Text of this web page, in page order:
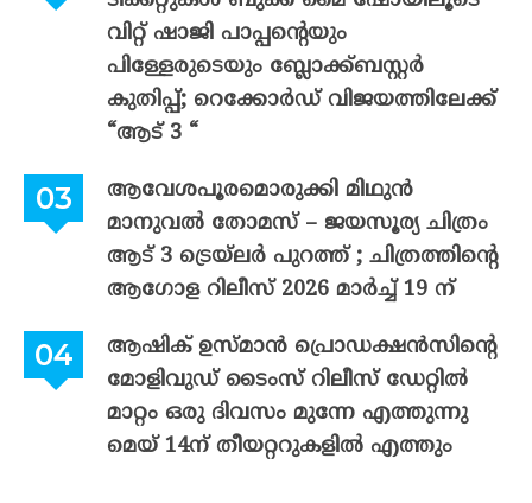
വിറ്റ് ഷാജി പാപ്പന്റെയും
പിള്ളേരുടെയും ബ്ലോക്ക്ബസ്റ്റർ
കുതിപ്പ്; റെക്കോർഡ് വിജയത്തിലേക്ക്
“ആട് 3 “
ആവേശപൂരമൊരുക്കി മിഥുൻ
മാനുവൽ തോമസ് – ജയസൂര്യ ചിത്രം
ആട് 3 ട്രെയ്‌ലർ പുറത്ത് ; ചിത്രത്തിന്റെ
ആഗോള റിലീസ് 2026 മാർച്ച് 19 ന്
ആഷിക് ഉസ്മാൻ പ്രൊഡക്ഷൻസിന്റെ
മോളിവുഡ് ടൈംസ് റിലീസ് ഡേറ്റിൽ
മാറ്റം ഒരു ദിവസം മുന്നേ എത്തുന്നു
മെയ് 14ന് തീയറ്ററുകളിൽ എത്തും